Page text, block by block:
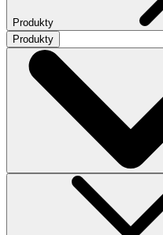
Produkty
Produkty